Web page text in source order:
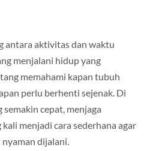
antara aktivitas dan waktu
menjalani hidup yang
memahami kapan tubuh
perlu berhenti sejenak. Di
cepat, menjaga
menjadi cara sederhana agar
dijalani.